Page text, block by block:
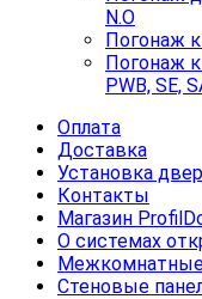
N.O
Погонаж к
Погонаж к
PWB, SE,
Оплата
Доставка
Установка
Контакты
Магазин
О системах
Межкомнатные
Стеновые